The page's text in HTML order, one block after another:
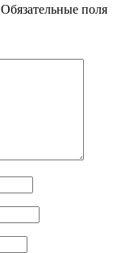
Обязательные поля